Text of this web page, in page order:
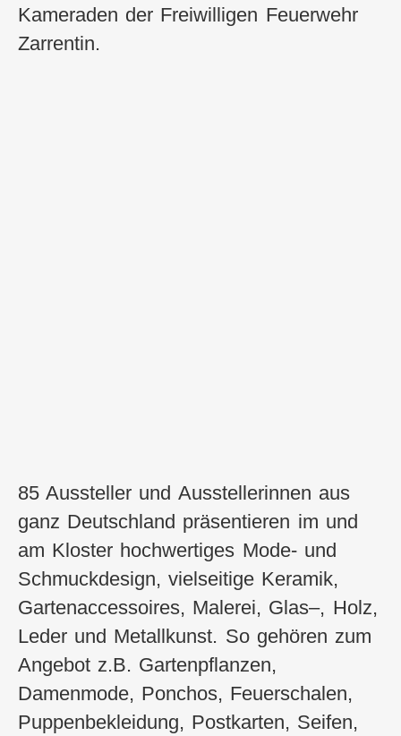
Kameraden der Freiwilligen Feuerwehr
Zarrentin.
85 Aussteller und Ausstellerinnen aus
ganz Deutschland präsentieren im und
am Kloster hochwertiges Mode- und
Schmuckdesign, vielseitige Keramik,
Gartenaccessoires, Malerei, Glas–, Holz,
Leder und Metallkunst. So gehören zum
Angebot z.B. Gartenpflanzen,
Damenmode, Ponchos, Feuerschalen,
Puppenbekleidung, Postkarten, Seifen,